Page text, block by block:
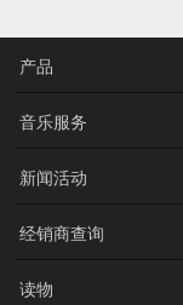
产品
音乐服务
新闻活动
经销商查询
读物